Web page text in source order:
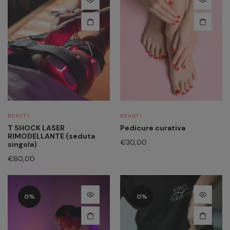
a
€100,00
€600,00. €530,00.
BEAUTY
T SHOCK LASER
RIMODELLANTE (seduta
singola)
€60,00
BEAUTY
Pedicure curativa
€30,00
0%
Questo
prodotto
ha
0%
Questo
prodotto
ha